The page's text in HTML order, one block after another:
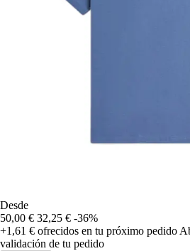
Desde
50,00 € 32,25 € -36%
+1,61 € ofrecidos en tu próximo pedido
validación de tu pedido